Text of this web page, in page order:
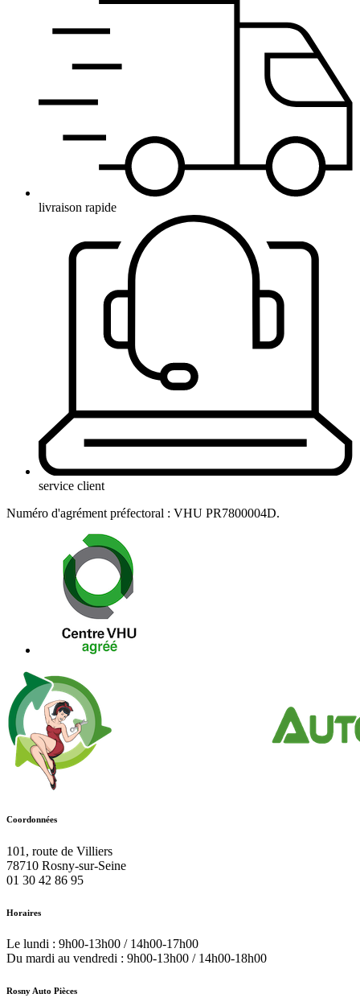
livraison rapide
service client
Numéro d'agrément préfectoral : VHU PR7800004D.
Coordonnées
101, route de Villiers
78710 Rosny-sur-Seine
01 30 42 86 95
Horaires
Le lundi : 9h00-13h00 / 14h00-17h00
Du mardi au vendredi : 9h00-13h00 / 14h00-18h00
Rosny Auto Pièces